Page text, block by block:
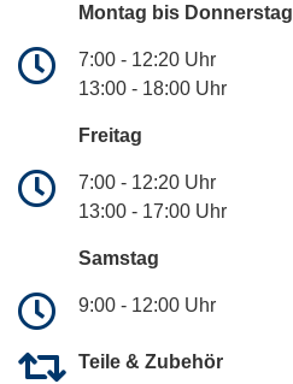
Montag bis Donnerstag
7:00 - 12:20 Uhr
13:00 - 18:00 Uhr
Freitag
7:00 - 12:20 Uhr
13:00 - 17:00 Uhr
Samstag
9:00 - 12:00 Uhr
Teile & Zubehör